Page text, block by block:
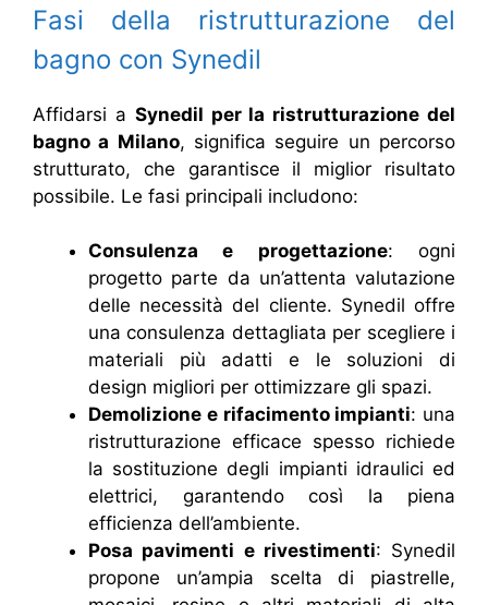
Fasi della ristrutturazione del
bagno con Synedil
Affidarsi a Synedil per la ristrutturazione del
bagno a Milano, significa seguire un percorso
strutturato, che garantisce il miglior risultato
possibile. Le fasi principali includono:
Consulenza e progettazione: ogni
progetto parte da un’attenta valutazione
delle necessità del cliente. Synedil offre
una consulenza dettagliata per scegliere i
materiali più adatti e le soluzioni di
design migliori per ottimizzare gli spazi.
Demolizione e rifacimento impianti: una
ristrutturazione efficace spesso richiede
la sostituzione degli impianti idraulici ed
elettrici, garantendo così la piena
efficienza dell’ambiente.
Posa pavimenti e rivestimenti: Synedil
propone un’ampia scelta di piastrelle,